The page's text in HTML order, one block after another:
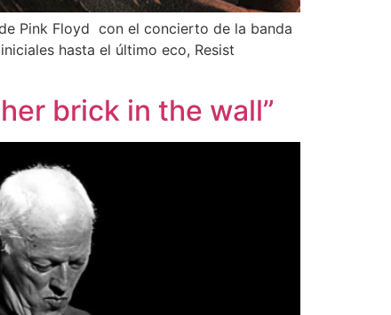
Pink Floyd con el concierto de la banda
hasta el último eco, Resist
brick in the wall”